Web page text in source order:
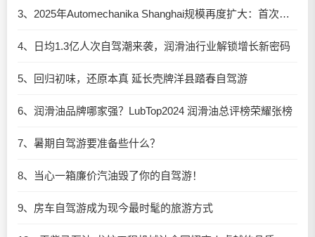
3、2025年Automechanika Shanghai规模再度扩大：首次启用国家会展中心（上海）全部15个展馆
4、日均1.3亿人次自驾潮来袭，润滑油行业解锁增长新密码​
5、回归初味，还原本真 延长壳牌洋县踏春自驾游
6、润滑油品牌哪家强？LubTop2024 润滑油总评榜荣耀张榜
7、暑期自驾游要准备些什么？
8、当心一箱廉价汽油毁了你的自驾游！
9、房车自驾游成为现今最时髦的旅游方式